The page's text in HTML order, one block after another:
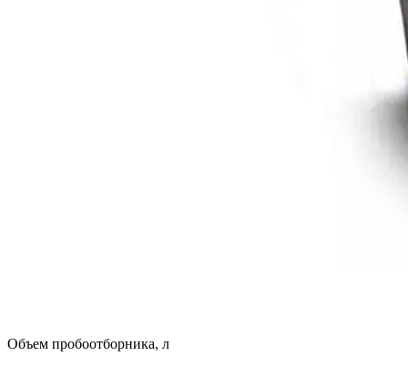
Объем пробоотборника, л